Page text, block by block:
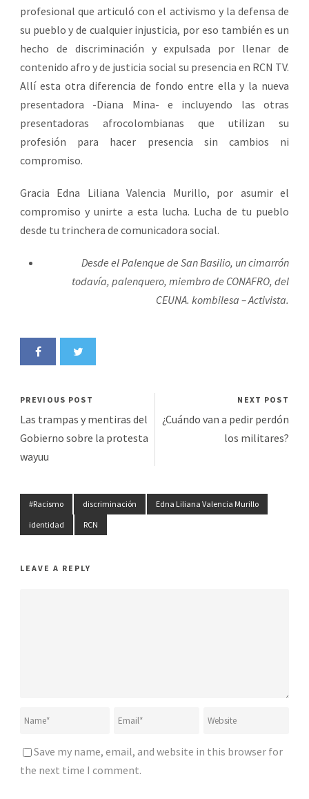
profesional que articuló con el activismo y la defensa de
su pueblo y de cualquier injusticia, por eso también es un
hecho de discriminación y expulsada por llenar de
contenido afro y de justicia social su presencia en RCN TV.
Allí esta otra diferencia de fondo entre ella y la nueva
presentadora -Diana Mina- e incluyendo las otras
presentadoras afrocolombianas que utilizan su
profesión para hacer presencia sin cambios ni
compromiso.
Gracia Edna Liliana Valencia Murillo, por asumir el
compromiso y unirte a esta lucha. Lucha de tu pueblo
desde tu trinchera de comunicadora social.
Desde el Palenque de San Basilio, un cimarrón
todavía, palenquero, miembro de CONAFRO, del
CEUNA. kombilesa – Activista.
PREVIOUS POST
Las trampas y mentiras del
Gobierno sobre la protesta
wayuu
NEXT POST
¿Cuándo van a pedir perdón
los militares?
#Racismo discriminación
Edna Liliana Valencia Murillo
identidad
RCN
LEAVE A REPLY
Save my name, email, and website in this browser for
the next time I comment.